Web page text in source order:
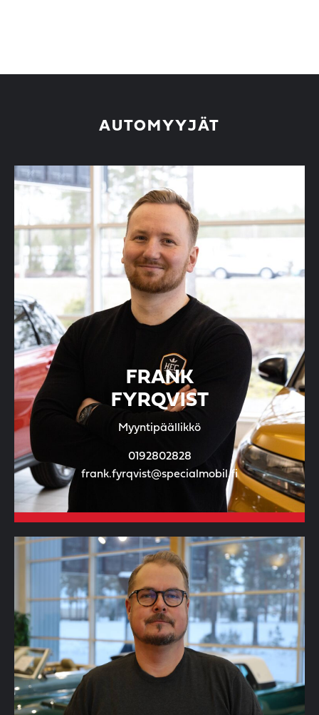
AUTOMYYJÄT
FRANK
FYRQVIST
Myyntipäällikkö
0192802828
frank.fyrqvist@specialmobil.fi